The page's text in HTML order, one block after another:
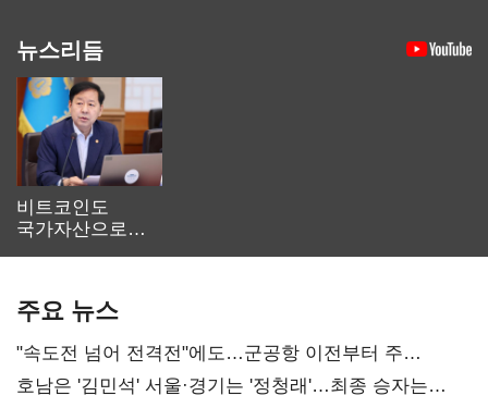
뉴스리듬
비트코인도
국가자산으로…'
주요 뉴스
"속도전 넘어 전격전"에도…군공항 이전부터 주
52시간까지 '뇌관'
호남은 '김민석' 서울·경기는 '정청래'…최종 승자는